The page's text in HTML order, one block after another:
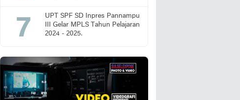
Stunting
UPT SPF SD Inpres Pannampu
III Gelar MPLS Tahun Pelajaran
2024 - 2025.